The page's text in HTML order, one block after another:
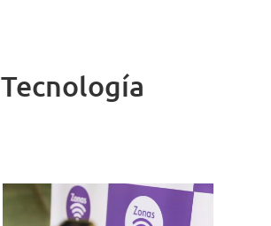
Tecnología